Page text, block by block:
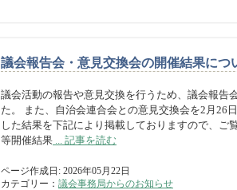
議会報告会・意見交換会の開催結果につ
議会活動の報告や意見交換を行うため、議会報告
た。 また、自治会連合会との意見交換会を2月26
した結果を下記により掲載しておりますので、
等開催結果 ... 記事を読む
ページ作成日: 2026年05月22日
カテゴリー： 議会事務局からのお知らせ